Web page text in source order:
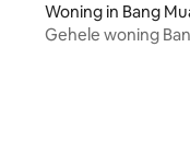
Woning in Bang
Gehele woning